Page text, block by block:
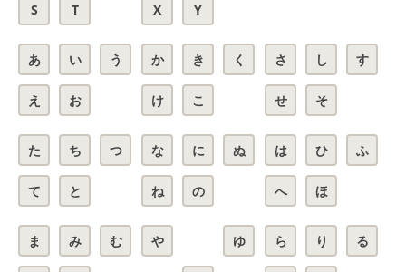
S T X Y
あ い う
え お
か き く
け こ
さ し す
せ そ
た ち つ
て と
な に ぬ
ね の
は ひ ふ
へ ほ
ま み む や ゆ ら り る